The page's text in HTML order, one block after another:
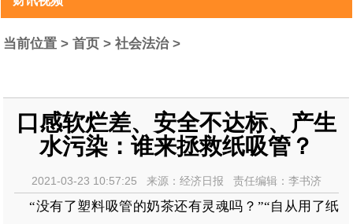
当前位置 >首页 >社会法治>
口感软烂差、安全不达标、产生
水污染：谁来拯救纸吸管？
2021-03-23 10:57:25 来源：经济日报 责任编辑：李书济
“没有了塑料吸管的奶茶还有灵魂吗？”“自从用了纸